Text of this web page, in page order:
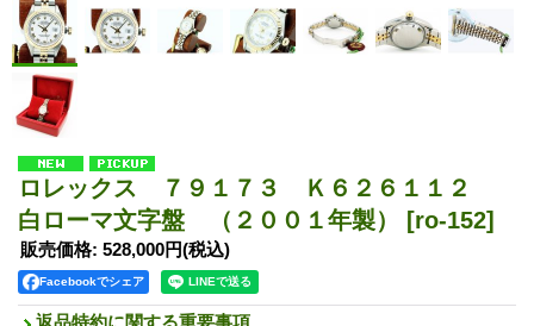
ロレックス ７９１７３ Ｋ６２６１１２
白ローマ文字盤 （２００１年製） [ro-152]
販売価格: 528,000円(税込)
Facebookでシェア
返品特約に関する重要事項